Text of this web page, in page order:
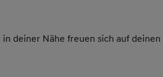
deiner Nähe freuen sich auf deinen